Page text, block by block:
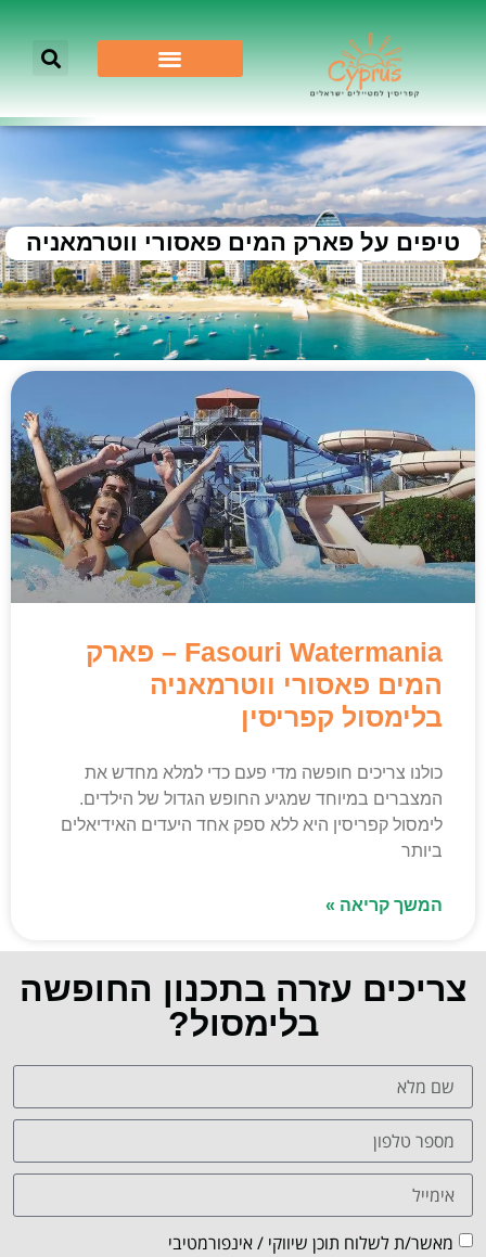
טיפים על פארק המים פאסורי ווטרמאניה
Fasouri Watermania – פארק
המים פאסורי ווטרמאניה
בלימסול קפריסין
כולנו צריכים חופשה מדי פעם כדי למלא מחדש את
המצברים במיוחד שמגיע החופש הגדול של הילדים.
לימסול קפריסין היא ללא ספק אחד היעדים האידיאלים
ביותר
המשך קריאה »
צריכים עזרה בתכנון החופשה
בלימסול?
מאשר/ת לשלוח תוכן שיווקי / אינפורמטיבי